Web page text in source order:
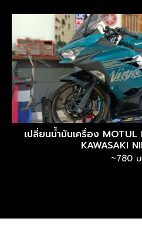
เปลี่ยนน้ำมันเครื่อง
KAWASAKI
~780